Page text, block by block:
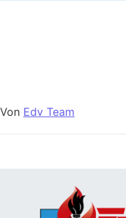
Von Edv Team